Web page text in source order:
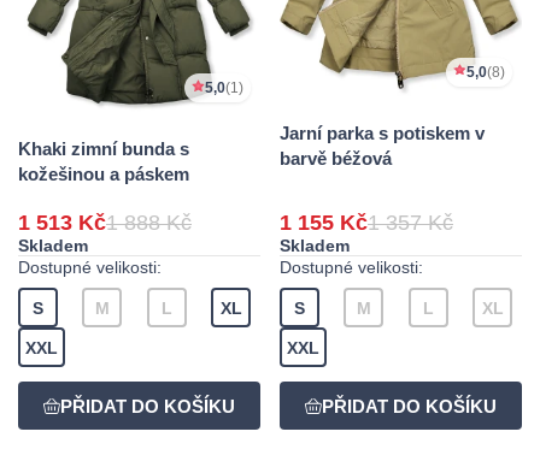
5,0(1)
Khaki zimní bunda s
kožešinou a páskem
1 513 Kč1 888 Kč
Skladem
Dostupné velikosti:
S M L XL
XXL
5,0(8)
Jarní parka s potiskem v
barvě béžová
1 155 Kč1 357 Kč
Skladem
Dostupné velikosti:
S M L XL
XXL